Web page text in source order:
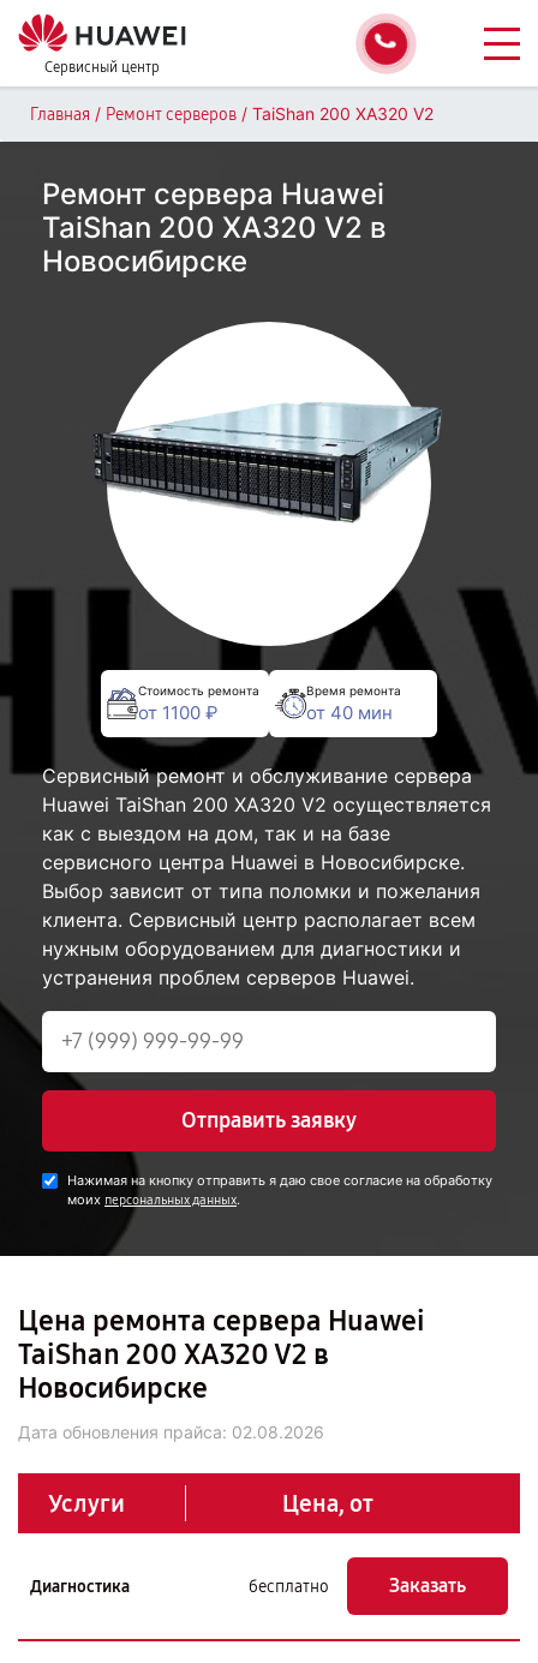
Сервисный центр
Главная / Ремонт серверов / TaiShan 200 XA320 V2
Ремонт сервера Huawei
TaiShan 200 XA320 V2 в
Новосибирске
Стоимость ремонта
от 1100 ₽
Время ремонта
от 40 мин
Сервисный ремонт и обслуживание сервера
Huawei TaiShan 200 XA320 V2 осуществляется
как с выездом на дом, так и на базе
сервисного центра Huawei в Новосибирске.
Выбор зависит от типа поломки и пожелания
клиента. Сервисный центр располагает всем
нужным оборудованием для диагностики и
устранения проблем серверов Huawei.
Отправить заявку
Нажимая на кнопку отправить я даю свое согласие на обработку
моих персональных данных.
Цена ремонта сервера Huawei
TaiShan 200 XA320 V2 в
Новосибирске
Дата обновления прайса: 02.08.2026
Услуги Цена, от
Диагностика бесплатно Заказать